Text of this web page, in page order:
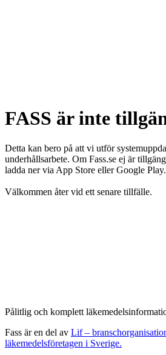
FASS är inte
Detta kan bero på att vi utför
underhållsarbete. Om Fass.se ej är
ladda ner via App Store eller Google Play.
Välkommen åter vid ett senare tillfälle.
Pålitlig och komplett
Fass är en del av Lif –
läkemedelsföretagen i Sverige.